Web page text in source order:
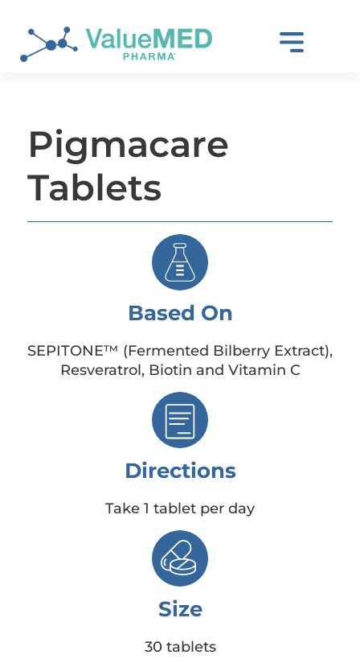
Pigmacare
Tablets
Based On
SEPITONE™ (Fermented Bilberry Extract),
Resveratrol, Biotin and Vitamin C
Directions
Take 1 tablet per day
Size
30 tablets